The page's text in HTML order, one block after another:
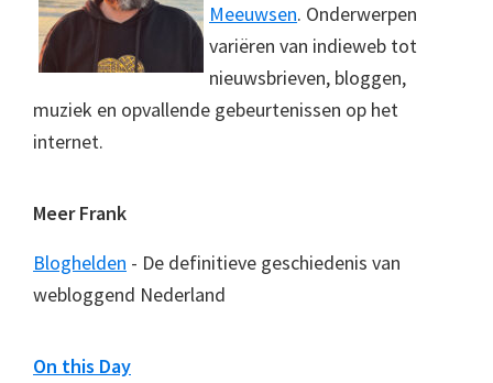
Meeuwsen. Onderwerpen
variëren van indieweb tot
nieuwsbrieven, bloggen,
muziek en opvallende gebeurtenissen op het
internet.
Meer Frank
Bloghelden - De definitieve geschiedenis van
webloggend Nederland
On this Day